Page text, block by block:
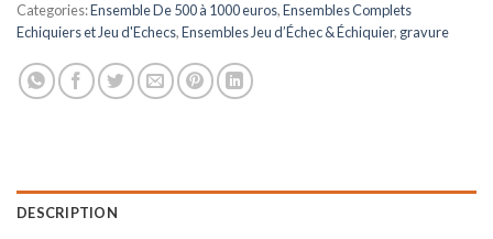
Categories:Ensemble De 500 à 1000 euros,Ensembles Complets
Echiquiers et Jeu d'Echecs,Ensembles Jeu d’Échec & Échiquier, gravure
DESCRIPTION